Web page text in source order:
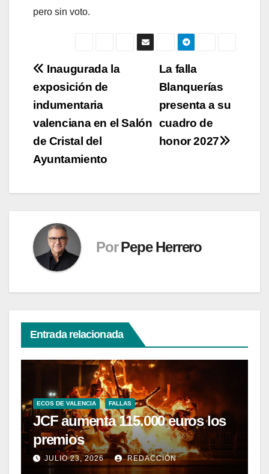
pero sin voto.
Navegación
de
entradas
La falla
Blanquerías
presenta a su
cuadro de
honor 2027
Inaugurada la
exposición de
indumentaria
valenciana en el Salón
de Cristal del
Ayuntamiento
Por Pepe Herrero
Entrada relacionada
ECOS DE VALENCIA FALLAS
JCF aumenta 115.000 euros los
premios
JULIO 23, 2026 REDACCIÓN